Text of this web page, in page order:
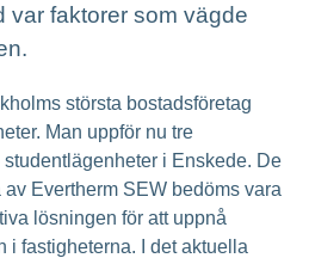
var faktorer som vägde
största bostadsföretag
Man uppför nu tre
i Enskede. De
Evertherm SEW bedöms vara
lösningen för att uppnå
i fastigheterna. I det aktuella